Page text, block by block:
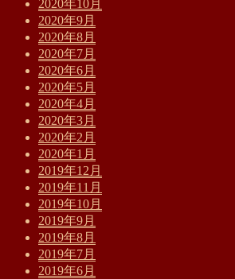
2020年10月
2020年9月
2020年8月
2020年7月
2020年6月
2020年5月
2020年4月
2020年3月
2020年2月
2020年1月
2019年12月
2019年11月
2019年10月
2019年9月
2019年8月
2019年7月
2019年6月